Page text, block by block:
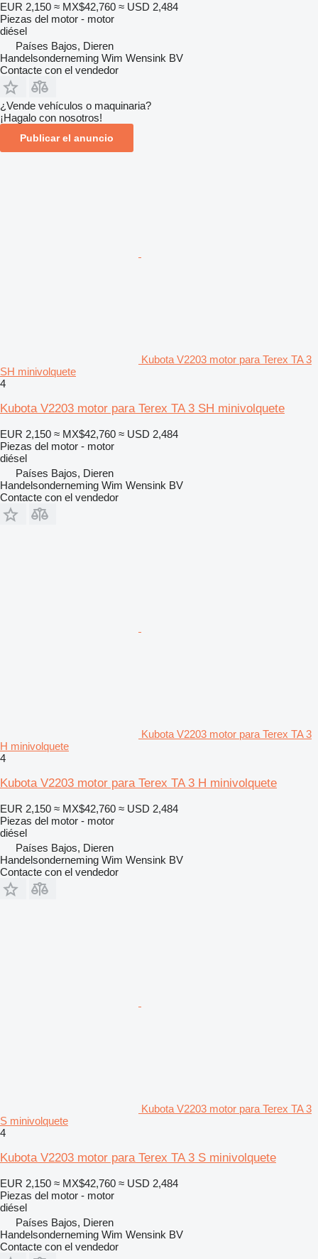
EUR 2,150 ≈ MX$42,760 ≈ USD 2,484
Piezas del motor - motor
diésel
Países Bajos, Dieren
Handelsonderneming Wim Wensink BV
Contacte con el vendedor
¿Vende vehículos o maquinaria?
¡Hagalo con nosotros!
Publicar el anuncio
Kubota V2203 motor para Terex TA 3
SH minivolquete
4
Kubota V2203 motor para Terex TA 3 SH minivolquete
EUR 2,150 ≈ MX$42,760 ≈ USD 2,484
Piezas del motor - motor
diésel
Países Bajos, Dieren
Handelsonderneming Wim Wensink BV
Contacte con el vendedor
Kubota V2203 motor para Terex TA 3
H minivolquete
4
Kubota V2203 motor para Terex TA 3 H minivolquete
EUR 2,150 ≈ MX$42,760 ≈ USD 2,484
Piezas del motor - motor
diésel
Países Bajos, Dieren
Handelsonderneming Wim Wensink BV
Contacte con el vendedor
Kubota V2203 motor para Terex TA 3
S minivolquete
4
Kubota V2203 motor para Terex TA 3 S minivolquete
EUR 2,150 ≈ MX$42,760 ≈ USD 2,484
Piezas del motor - motor
diésel
Países Bajos, Dieren
Handelsonderneming Wim Wensink BV
Contacte con el vendedor